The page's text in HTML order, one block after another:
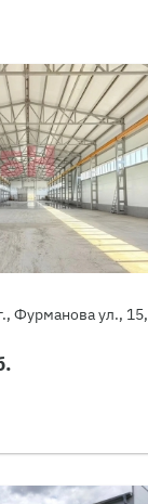
Фурманова ул., 15,